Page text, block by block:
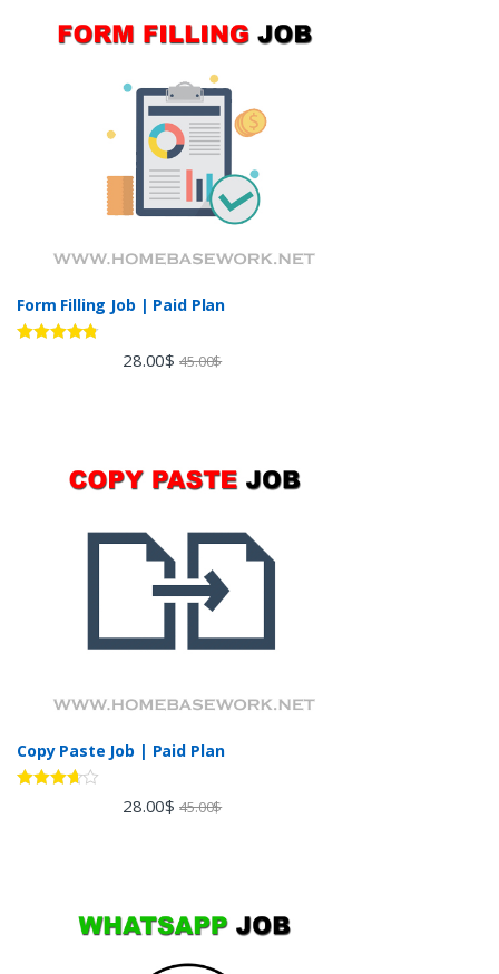
Form Filling Job | Paid Plan
28.00$ 45.00$
Copy Paste Job | Paid Plan
28.00$ 45.00$